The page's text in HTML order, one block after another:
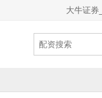
大牛证券